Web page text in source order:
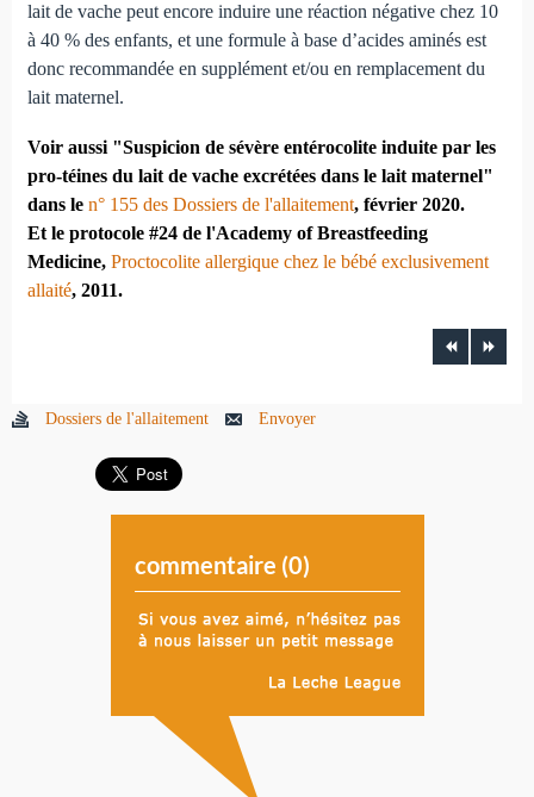
lait de vache peut encore induire une réaction négative chez 10
à 40 % des enfants, et une formule à base d’acides aminés est
donc recommandée en supplément et/ou en remplacement du
lait maternel.
Voir aussi "Suspicion de sévère entérocolite induite par les
pro-téines du lait de vache excrétées dans le lait maternel"
dans le n° 155 des Dossiers de l'allaitement, février 2020.
Et le protocole #24 de l'Academy of Breastfeeding
Medicine, Proctocolite allergique chez le bébé exclusivement
allaité, 2011.
Dossiers de l'allaitement Envoyer
commentaire (0)